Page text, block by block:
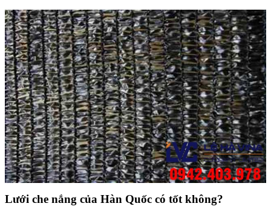
Lưới che nắng của Hàn Quốc có tốt không?